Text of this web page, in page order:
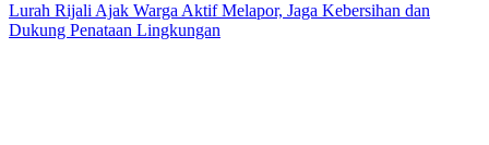
Lurah Rijali Ajak Warga Aktif Melapor, Jaga Kebersihan dan
Dukung Penataan Lingkungan